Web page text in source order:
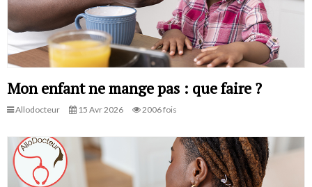
Mon enfant ne mange pas : que faire ?
Allodocteur 15 Avr 2026 2006 fois